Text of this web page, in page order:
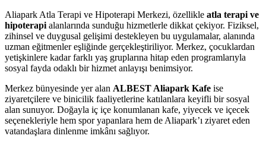
Aliapark Atla Terapi ve Hipoterapi Merkezi, özellikle atla terapi ve
hipoterapi alanlarında sunduğu hizmetlerle dikkat çekiyor. Fiziksel,
zihinsel ve duygusal gelişimi destekleyen bu uygulamalar, alanında
uzman eğitmenler eşliğinde gerçekleştiriliyor. Merkez, çocuklardan
yetişkinlere kadar farklı yaş gruplarına hitap eden programlarıyla
sosyal fayda odaklı bir hizmet anlayışı benimsiyor.
Merkez bünyesinde yer alan ALBEST Aliapark Kafe ise
ziyaretçilere ve binicilik faaliyetlerine katılanlara keyifli bir sosyal
alan sunuyor. Doğayla iç içe konumlanan kafe, yiyecek ve içecek
seçenekleriyle hem spor yapanlara hem de Aliapark’ı ziyaret eden
vatandaşlara dinlenme imkânı sağlıyor.